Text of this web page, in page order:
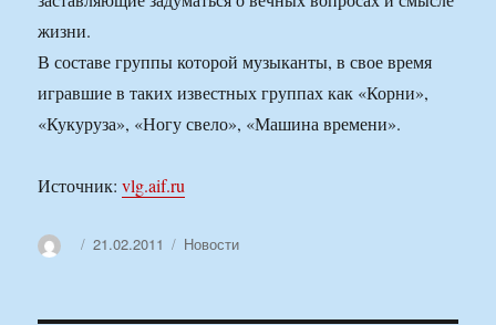
жизни.
В составе группы которой музыканты, в свое время
игравшие в таких известных группах как «Корни»,
«Кукуруза», «Ногу свело», «Машина времени».
Источник:vlg.aif.ru
АвторОпубликовано
21.02.2011 Рубрики
Новости